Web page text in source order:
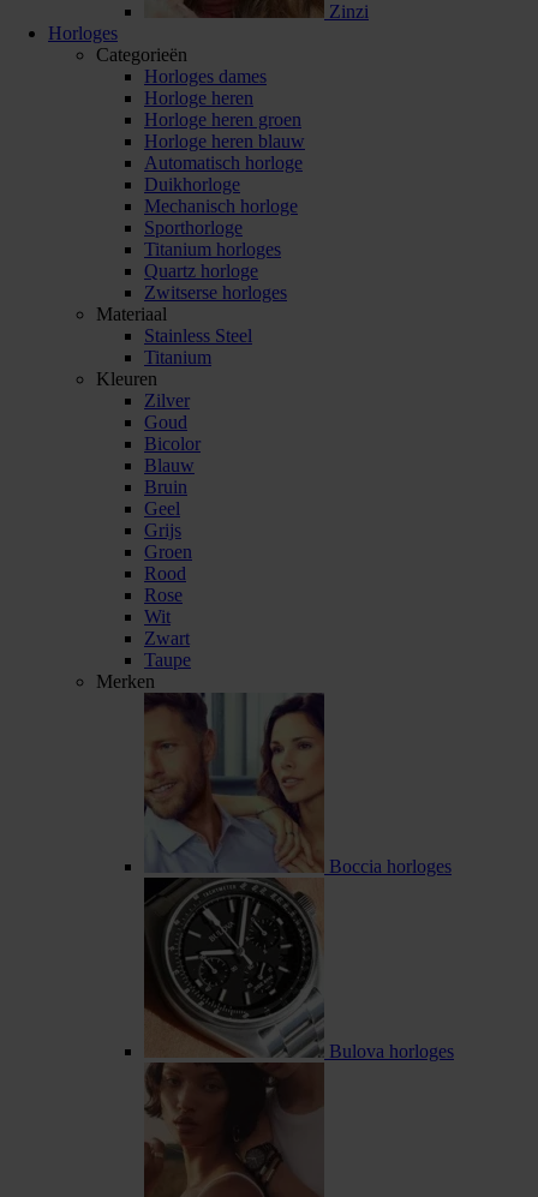
Zinzi
Horloges
Categorieën
Horloges dames
Horloge heren
Horloge heren groen
Horloge heren blauw
Automatisch horloge
Duikhorloge
Mechanisch horloge
Sporthorloge
Titanium horloges
Quartz horloge
Zwitserse horloges
Materiaal
Stainless Steel
Titanium
Kleuren
Zilver
Goud
Bicolor
Blauw
Bruin
Geel
Grijs
Groen
Rood
Rose
Wit
Zwart
Taupe
Merken
Boccia horloges
Bulova horloges